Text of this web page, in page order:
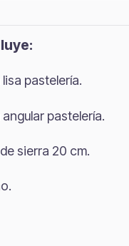
lisa pastelería.
angular pastelería.
sierra 20 cm.